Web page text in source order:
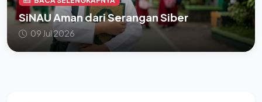
SiNAU Aman dari Serangan Siber
09 Jul 2026